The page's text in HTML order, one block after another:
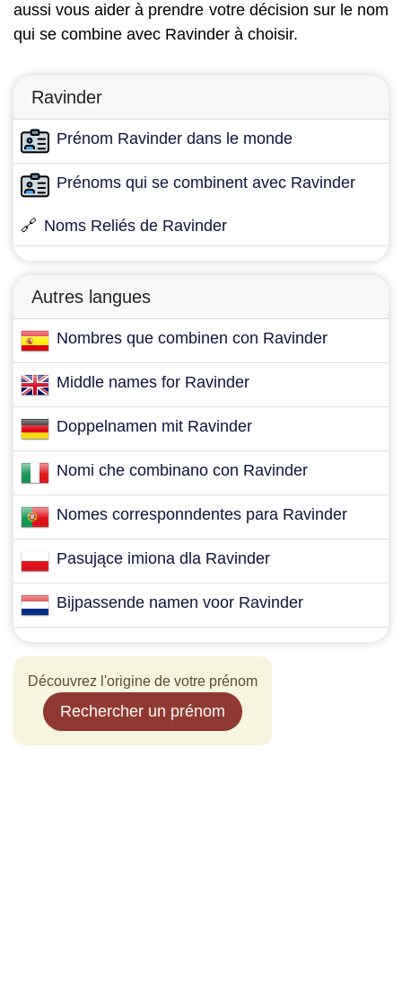
aussi vous aider à prendre votre décision sur le nom
qui se combine avec Ravinder à choisir.
Ravinder
Prénom Ravinder dans le monde
Prénoms qui se combinent avec Ravinder
🔗 Noms Reliés de Ravinder
Autres langues
Nombres que combinen con Ravinder
Middle names for Ravinder
Doppelnamen mit Ravinder
Nomi che combinano con Ravinder
Nomes corresponndentes para Ravinder
Pasujące imiona dla Ravinder
Bijpassende namen voor Ravinder
Découvrez l'origine de votre prénom
Rechercher un prénom